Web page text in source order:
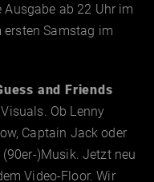
ab 22 Uhr im
ersten Samstag im
and Friends
Ob Lenny
Captain Jack oder
)Musik. Jetzt neu
Video-Floor. Wir